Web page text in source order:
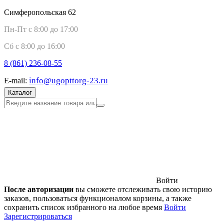
Симферопольская 62
Пн-Пт с 8:00 до 17:00
Сб с 8:00 до 16:00
8 (861) 236-08-55
E-mail: info@ugopttorg-23.ru
Каталог
Войти
После авторизации вы сможете отслеживать свою историю
заказов, пользоваться функционалом корзины, а также
сохранить список избранного на любое время Войти
Зарегистрироваться